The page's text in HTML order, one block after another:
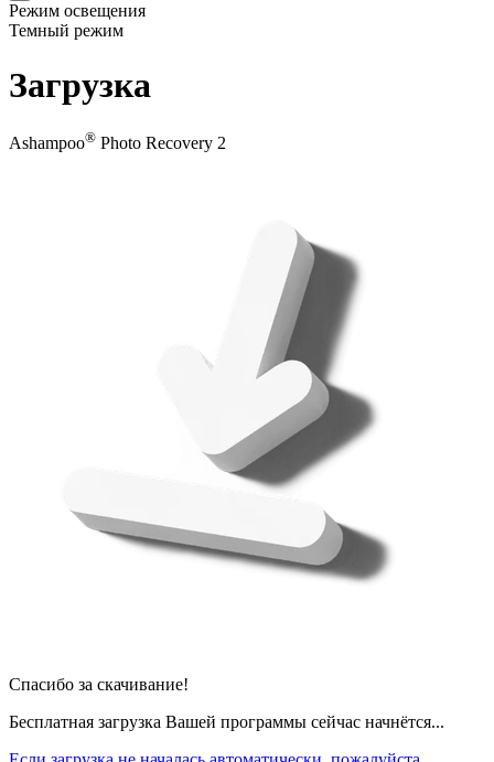
Режим освещения
Темный режим
Загрузка
Ashampoo® Photo Recovery 2
Спасибо за скачивание!
Бесплатная загрузка Вашей программы сейчас начнётся...